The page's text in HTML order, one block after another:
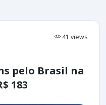
41 views
pelo Brasil na
183